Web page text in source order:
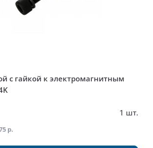
с гайкой к электромагнитным
1 шт.
р.